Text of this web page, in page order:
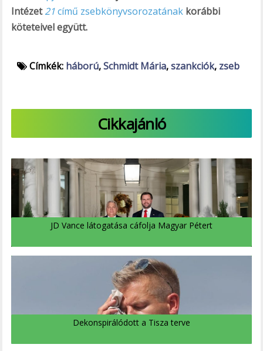
Intézet21című zsebkönyvsorozatának korábbi
köteteivel együtt.
Címkék: háború,Schmidt Mária,szankciók, zseb
Cikkajánló
JD Vance látogatása cáfolja Magyar Pétert
Dekonspirálódott a Tisza terve